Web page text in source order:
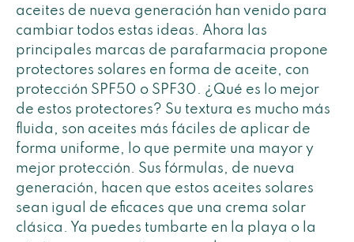
aceites de nueva generación han venido para
cambiar todos estas ideas. Ahora las
principales marcas de parafarmacia propone
protectores solares en forma de aceite, con
protección SPF50 o SPF30. ¿Qué es lo mejor
de estos protectores? Su textura es mucho más
fluida, son aceites más fáciles de aplicar de
forma uniforme, lo que permite una mayor y
mejor protección. Sus fórmulas, de nueva
generación, hacen que estos aceites solares
sean igual de eficaces que una crema solar
clásica. Ya puedes tumbarte en la playa o la